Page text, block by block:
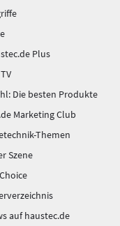
Plus
Die besten Produkte
Marketing Club
Themen
Szene
auf haustec.de